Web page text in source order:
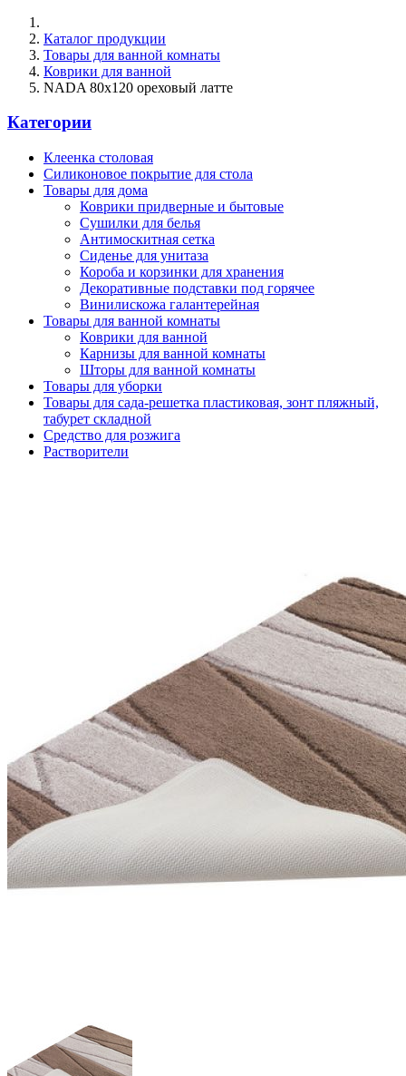
Каталог продукции
Товары для ванной комнаты
Коврики для ванной
NADA 80х120 ореховый латте
Категории
Клеенка столовая
Силиконовое покрытие для стола
Товары для дома
Коврики придверные и бытовые
Сушилки для белья
Антимоскитная сетка
Сиденье для унитаза
Короба и корзинки для хранения
Декоративные подставки под горячее
Винилискожа галантерейная
Товары для ванной комнаты
Коврики для ванной
Карнизы для ванной комнаты
Шторы для ванной комнаты
Товары для уборки
Товары для сада-решетка пластиковая, зонт пляжный,
табурет складной
Средство для розжига
Растворители